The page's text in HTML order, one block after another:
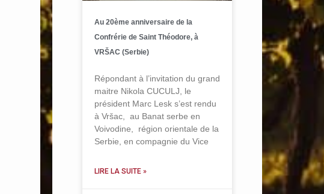
Au 20ème anniversaire de la
Confrérie de Saint Théodore, à
VRŠAC (Serbie)
Répondant à l’invitation du grand
maitre Nikola CUCULJ, le
président Marc Lesk s’est rendu
à Vršac, au Banat serbe en
Voivodine, région orientale de la
Serbie, en compagnie du Vice
LIRE LA SUITE »